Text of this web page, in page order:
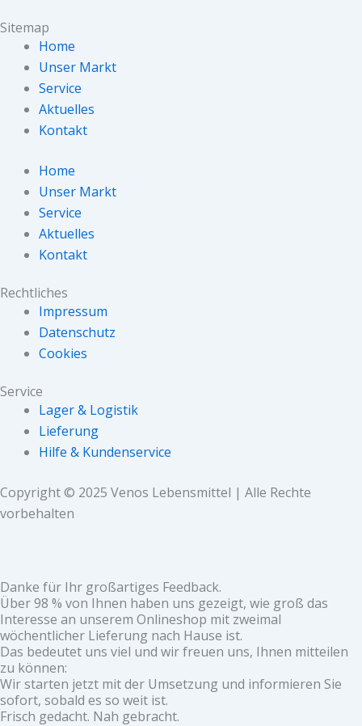
Sitemap
Home
Unser Markt
Service
Aktuelles
Kontakt
Home
Unser Markt
Service
Aktuelles
Kontakt
Rechtliches
Impressum
Datenschutz
Cookies
Service
Lager & Logistik
Lieferung
Hilfe & Kundenservice
Copyright © 2025 Venos Lebensmittel | Alle Rechte
vorbehalten
Danke für Ihr großartiges Feedback.
Über 98 % von Ihnen haben uns gezeigt, wie groß das
Interesse an unserem Onlineshop mit zweimal
wöchentlicher Lieferung nach Hause ist.
Das bedeutet uns viel und wir freuen uns, Ihnen mitteilen
zu können:
Wir starten jetzt mit der Umsetzung und informieren Sie
sofort, sobald es so weit ist.
Frisch gedacht. Nah gebracht.